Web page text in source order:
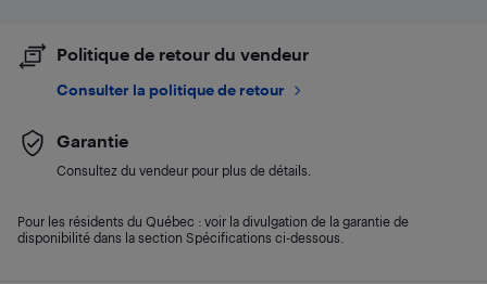
Politique de retour du vendeur
Consulter la politique de retour
Garantie
Consultez du vendeur pour plus de détails.
Pour les résidents du Québec : voir la divulgation de la garantie de
disponibilité dans la section Spécifications ci-dessous.